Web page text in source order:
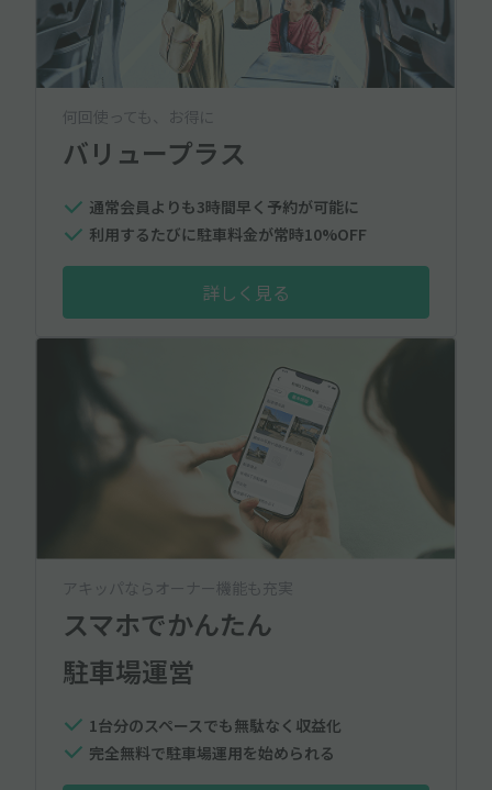
何回使っても、お得に
バリュープラス
通常会員よりも3時間早く予約が可能に
利用するたびに駐車料金が常時10%OFF
詳しく見る
アキッパならオーナー機能も充実
スマホでかんたん
駐車場運営
1台分のスペースでも無駄なく収益化
完全無料で駐車場運用を始められる